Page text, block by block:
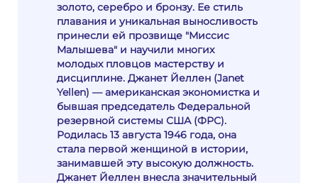
золото, серебро и бронзу. Ее стиль
плавания и уникальная выносливость
принесли ей прозвище "Миссис
Малышева" и научили многих
молодых пловцов мастерству и
дисциплине. Джанет Йеллен (Janet
Yellen) — американская экономистка и
бывшая председатель Федеральной
резервной системы США (ФРС).
Родилась 13 августа 1946 года, она
стала первой женщиной в истории,
занимавшей эту высокую должность.
Джанет Йеллен внесла значительный